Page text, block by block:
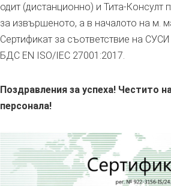
одит (дистанционно) и Тита-Консулт
за извършеното, а в началото на м.
Сертификат за съответствие на
БДС EN ISO/IEC 27001:2017.
Поздравления за успеха! Честито
персонала!